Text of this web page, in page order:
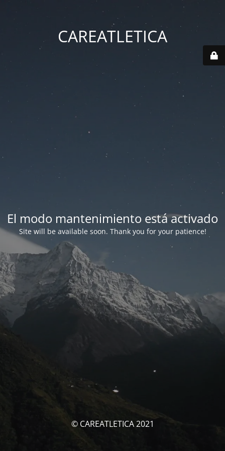
CAREATLETICA
El modo mantenimiento está activado
Site will be available soon. Thank you for your patience!
© CAREATLETICA 2021